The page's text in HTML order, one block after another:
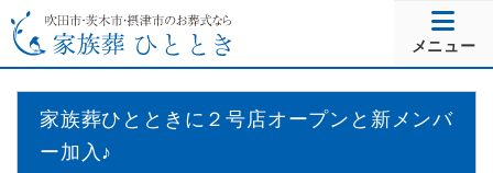
メニュー
家族葬ひとときに２号店オープンと新メンバ
ー加入♪